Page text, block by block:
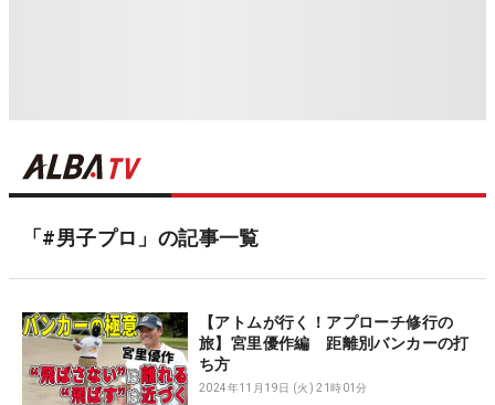
「#男子プロ」の記事一覧
【アトムが行く！アプローチ修行の
旅】宮里優作編 距離別バンカーの打
ち方
2024年11月19日 (火) 21時01分